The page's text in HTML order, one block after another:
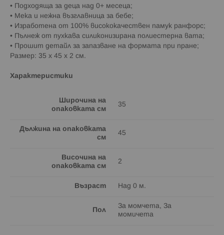
• Подходяща за деца над 0+ месеца;
• Мека и нежна възглавница за бебе;
• Изработена от 100% висококачествен памук ранфорс;
• Пълнеж от пухкава силиконизирана полиестерна вата;
• Прошит детайл за запазване на формата при пране;
Размер: 35 x 45 x 2 см.
Характеристики
Широчина на
опаковката см
35
Дължина на опаковката
см
45
Височина на
опаковката см
2
Възраст Над 0 м.
Пол
За момчета, За
момичета